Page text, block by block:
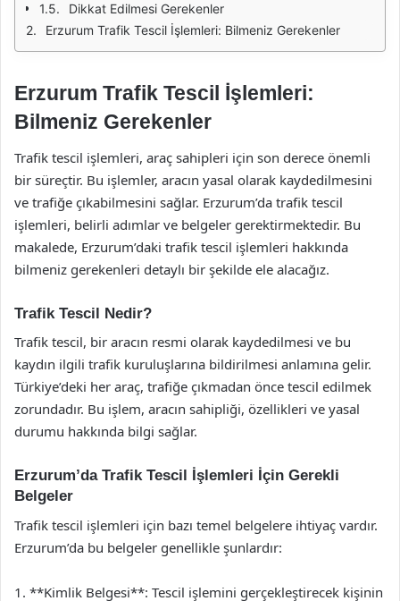
Dikkat Edilmesi Gerekenler
Erzurum Trafik Tescil İşlemleri: Bilmeniz Gerekenler
Erzurum Trafik Tescil İşlemleri:
Bilmeniz Gerekenler
Trafik tescil işlemleri, araç sahipleri için son derece önemli
bir süreçtir. Bu işlemler, aracın yasal olarak kaydedilmesini
ve trafiğe çıkabilmesini sağlar. Erzurum’da trafik tescil
işlemleri, belirli adımlar ve belgeler gerektirmektedir. Bu
makalede, Erzurum’daki trafik tescil işlemleri hakkında
bilmeniz gerekenleri detaylı bir şekilde ele alacağız.
Trafik Tescil Nedir?
Trafik tescil, bir aracın resmi olarak kaydedilmesi ve bu
kaydın ilgili trafik kuruluşlarına bildirilmesi anlamına gelir.
Türkiye’deki her araç, trafiğe çıkmadan önce tescil edilmek
zorundadır. Bu işlem, aracın sahipliği, özellikleri ve yasal
durumu hakkında bilgi sağlar.
Erzurum’da Trafik Tescil İşlemleri İçin Gerekli
Belgeler
Trafik tescil işlemleri için bazı temel belgelere ihtiyaç vardır.
Erzurum’da bu belgeler genellikle şunlardır:
1. **Kimlik Belgesi**: Tescil işlemini gerçekleştirecek kişinin